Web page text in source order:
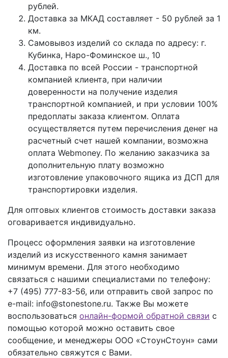
рублей.
Доставка за МКАД составляет - 50 рублей за 1
км.
Самовывоз изделий со склада по адресу: г.
Кубинка, Наро-Фоминское ш., 10
Доставка по всей России - транспортной
компанией клиента, при наличии
доверенности на получение изделия
транспортной компанией, и при условии 100%
предоплаты заказа клиентом. Оплата
осуществляется путем перечисления денег на
расчетный счет нашей компании, возможна
оплата Webmoney. По желанию заказчика за
дополнительную плату возможно
изготовление упаковочного ящика из ДСП для
транспортировки изделия.
Для оптовых клиентов стоимость доставки заказа
оговаривается индивидуально.
Процесс оформления заявки на изготовление
изделий из искусственного камня занимает
минимум времени. Для этого необходимо
связаться с нашими специалистами по телефону:
+7 (495) 777-83-56, или отправить свой запрос по
e-mail: info@stonestone.ru. Также Вы можете
воспользоваться онлайн-формой обратной связи с
помощью которой можно оставить свое
сообщение, и менеджеры ООО «СтоунСтоун» сами
обязательно свяжутся с Вами.